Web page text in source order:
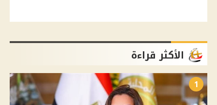
الأكثر قراءة
1